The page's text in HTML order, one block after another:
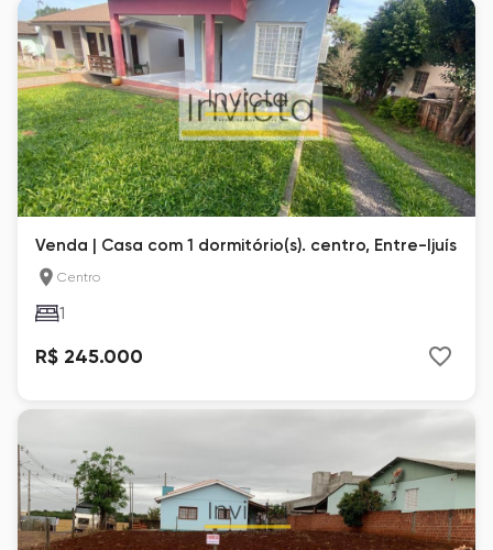
Venda | Casa com 1 dormitório(s). centro, Entre-Ijuís
Centro
1
R$ 245.000